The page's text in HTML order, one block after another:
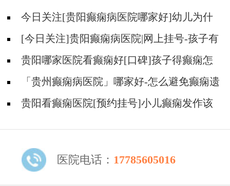
今日关注[贵阳癫痫病医院哪家好]幼儿为什
么会得癫痫？
[今日关注]贵阳癫痫病医院|网上挂号-孩子有
癫痫情绪失控怎么办？
贵阳哪家医院看癫痫好[口碑]孩子得癫痫怎
么办？「贵州癫痫病医院」哪家好-怎么避免癫痫遗
传给幼儿？
贵阳看癫痫医院[预约挂号]小儿癫痫发作该
医院电话： 17785605016